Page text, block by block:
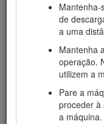
de
a uma
Mantenha
operação.
utilizem a
Pare a
proceder à
a máquina.
representante de
assistência ao
modelo do produto.
os números de
números no espaço
Important: Com o
código QR (se
série para aceder
informações do